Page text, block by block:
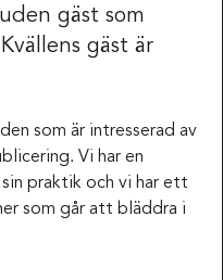
gäst som
gäst är
som är intresserad av
Vi har en
praktik och vi har ett
som går att bläddra i